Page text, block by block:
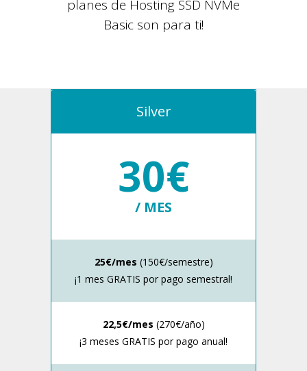
planes de Hosting SSD NVMe
Basic son para ti!
Silver
30€
/ MES
25€/mes (150€/semestre)
¡1 mes GRATIS por pago semestral!
22,5€/mes (270€/año)
¡3 meses GRATIS por pago anual!